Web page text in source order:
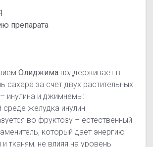
препарата
Олиджима поддерживает в
сахара за счет двух растительных
инулина и джимнемы:
среде желудка инулин
во фруктозу – естественный
который дает энергию
тканям, не влияя на уровень